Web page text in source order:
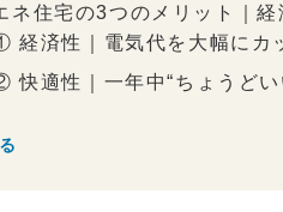
ネ住宅の3つのメリット｜
経済性｜電気代を大幅にカ
快適性｜一年中“ちょうどい